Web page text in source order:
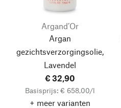
Argand’Or
Argan
gezichtsverzorgingsolie,
Lavendel
€ 32,90
Basisprijs: € 658,00/l
+ meer varianten